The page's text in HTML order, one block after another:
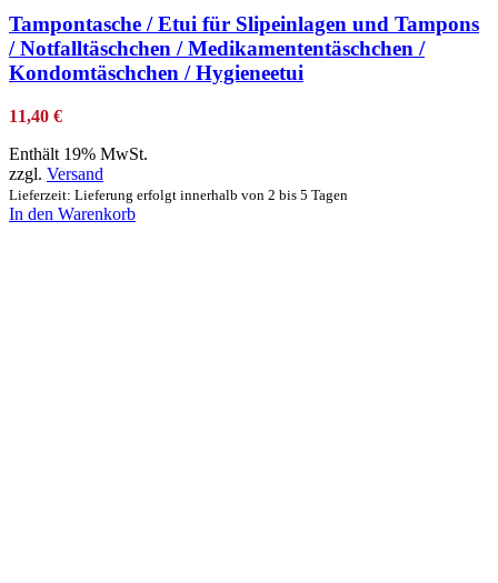
Tampontasche / Etui für Slipeinlagen und Tampons
/ Notfalltäschchen / Medikamententäschchen /
Kondomtäschchen / Hygieneetui
11,40 €
Enthält 19% MwSt.
zzgl. Versand
Lieferzeit: Lieferung erfolgt innerhalb von 2 bis 5 Tagen
In den Warenkorb